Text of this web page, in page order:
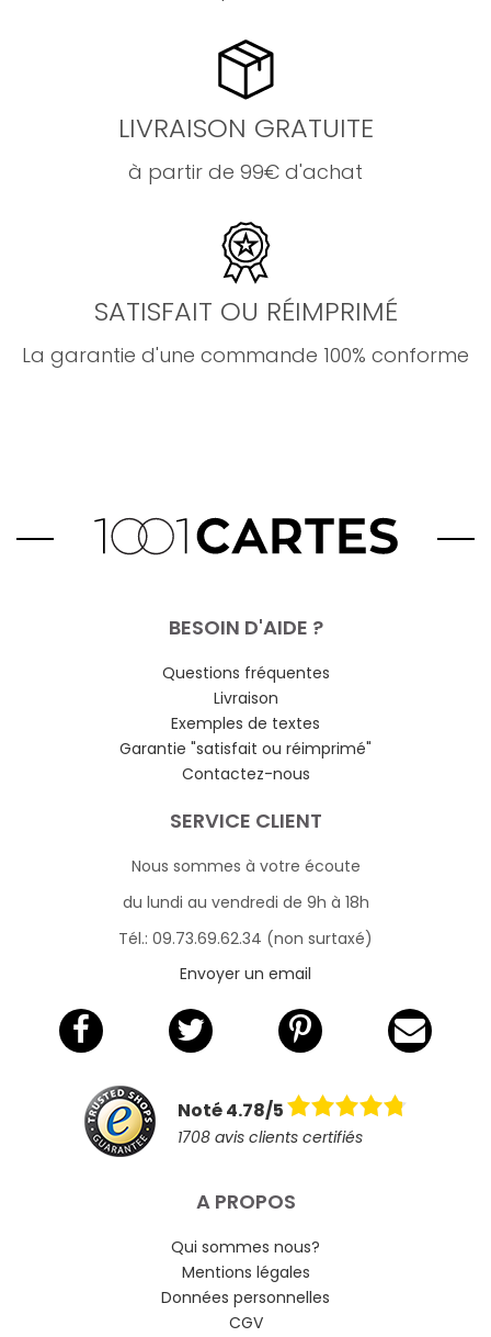
LIVRAISON GRATUITE
à partir de 99€ d'achat
SATISFAIT OU RÉIMPRIMÉ
La garantie d'une commande 100% conforme
BESOIN D'AIDE ?
Questions fréquentes
Livraison
Exemples de textes
Garantie "satisfait ou réimprimé"
Contactez-nous
SERVICE CLIENT
Nous sommes à votre écoute
du lundi au vendredi de 9h à 18h
Tél.: 09.73.69.62.34 (non surtaxé)
Envoyer un email
Noté 4.78/5
1708 avis clients certifiés
A PROPOS
Qui sommes nous?
Mentions légales
Données personnelles
CGV